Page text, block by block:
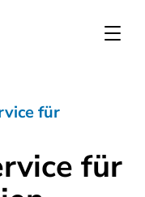
für
für